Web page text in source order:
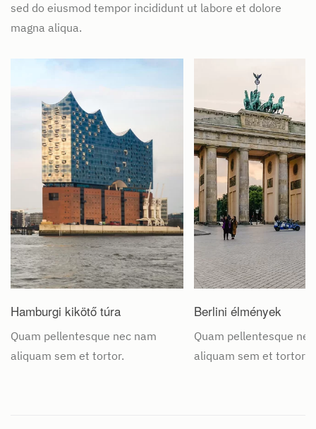
sed do eiusmod tempor incididunt ut labore et dolore
magna aliqua.
Hamburgi kikötő túra
Quam pellentesque nec nam
aliquam sem et tortor.
Berlini élmények
Quam pellentesque
aliquam sem et tortor.